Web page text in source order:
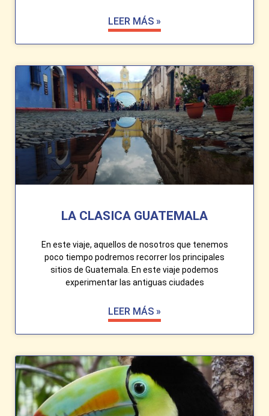
LEER MÁS »
LA CLASICA GUATEMALA
En este viaje, aquellos de nosotros que tenemos
poco tiempo podremos recorrer los principales
sitios de Guatemala. En este viaje podemos
experimentar las antiguas ciudades
LEER MÁS »